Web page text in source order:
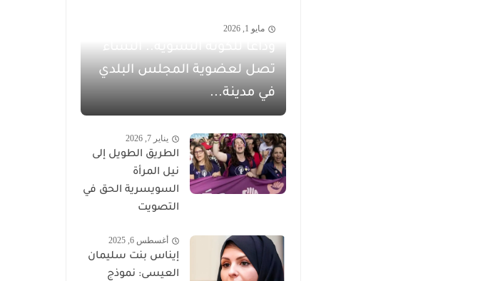
مايو 1, 2026
وداعاً للكوتة النسوية.. النساء
تصل لعضوية المجلس البلدي
في مدينة...
يناير 7, 2026
الطريق الطويل إلى
نيل المرأة
السويسرية الحق في
التصويت
أغسطس 6, 2025
إيناس بنت سليمان
العيسى: نموذج